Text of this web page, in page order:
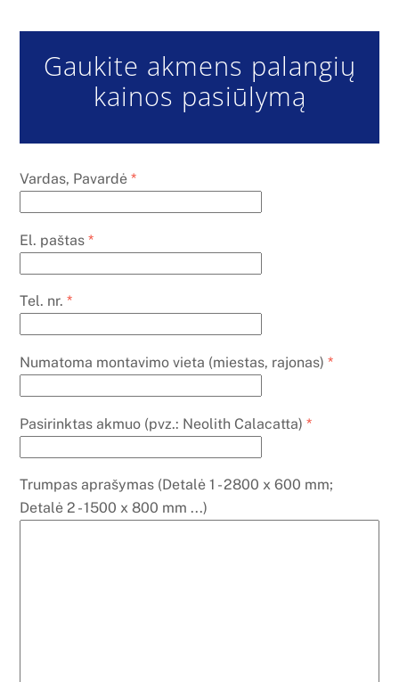
Gaukite akmens palangių
kainos pasiūlymą
Vardas, Pavardė*
El. paštas*
Tel. nr.*
Numatoma montavimo vieta (miestas, rajonas)*
Pasirinktas akmuo (pvz.: Neolith Calacatta)*
Trumpas aprašymas (Detalė 1 - 2800 x 600 mm;
Detalė 2 - 1500 x 800 mm ...)